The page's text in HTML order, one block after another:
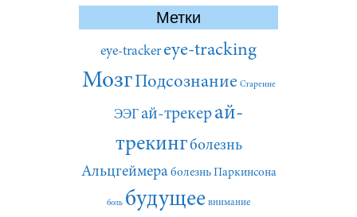
Метки
eye-tracker eye-tracking
МозгПодсознание Старение
ЭЭГай-трекерай-
трекингболезнь
Альцгеймера болезнь Паркинсона
боль будущее внимание